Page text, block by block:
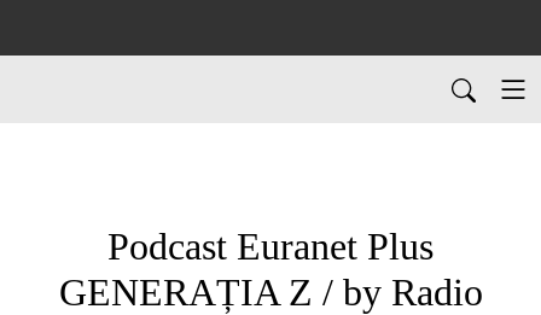
Podcast Euranet Plus
GENERAȚIA Z / by Radio